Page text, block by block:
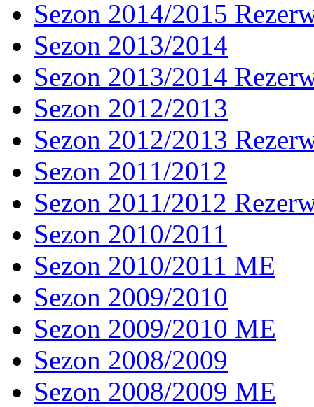
Sezon 2014/2015
Sezon 2013/2014
Sezon 2013/2014
Sezon 2012/2013
Sezon 2012/2013
Sezon 2011/2012
Sezon 2011/2012
Sezon 2010/2011
Sezon 2010/2011 ME
Sezon 2009/2010
Sezon 2009/2010 ME
Sezon 2008/2009
Sezon 2008/2009 ME